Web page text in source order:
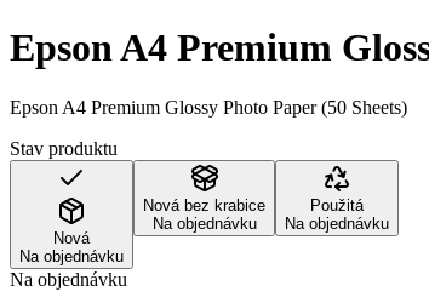
Epson A4 Premium
Epson A4 Premium Glossy Photo Paper (50 Sheets)
Stav produktu
Nová
Na objednávku
Nová bez krabice
Na objednávku
Použitá
Na objednávku
Na objednávku